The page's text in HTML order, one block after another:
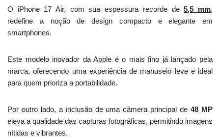
O iPhone 17 Air, com sua espessura recorde de5,5 mm,
redefine a noção de design compacto e elegante em
smartphones.
Este modelo inovador da Apple é o mais fino já lançado pela
marca, oferecendo uma experiência de manuseio leve e ideal
para quem prioriza a portabilidade.
Por outro lado, a inclusão de uma câmera principal de48 MP
eleva a qualidade das capturas fotográficas, permitindo imagens
nítidas e vibrantes.